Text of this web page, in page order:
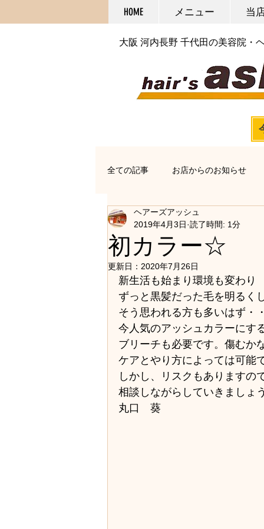
HOME メニュー 当
大阪 河内長野 千代田の美容院・
全ての記事 お店からのお知らせ
オススメアイテム
ストレート・縮毛矯正
講習会・レッスン 医療用か
美容の色々・美容知識 地域の
求人・採用情報
初カラー☆
ヘアーズアッシュ
2019年4月3日 読了時間: 1分
更新日： 2020年7月26日
新生活も始まり環境も変わり
ずっと黒髪だった毛を明るく
そう思われる方も多いはず・
今人気のアッシュカラーにす
ブリーチも必要です。傷むか
ケアとやり方によっては可能
しかし、リスクもありますの
相談しながらしていきましょ
丸口　葵